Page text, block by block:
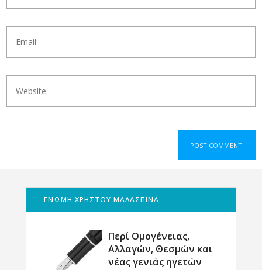
ΓΝΩΜΗ ΧΡΗΣΤΟΥ ΜΑΛΑΣΠΙΝΑ
Περί Ομογένειας,
Αλλαγών, Θεσμών και
νέας γενιάς ηγετών